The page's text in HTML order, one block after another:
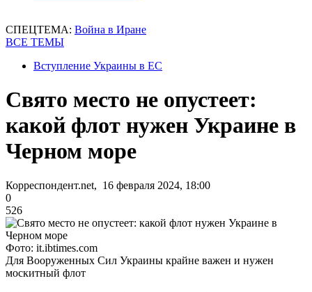
СПЕЦТЕМА: Война в Иране
ВСЕ ТЕМЫ
Вступление Украины в ЕС
Свято место не опустеет:
какой флот нужен Украине в
Черном море
Корреспондент.net, 16 февраля 2024, 18:00
0
526
Фото: it.ibtimes.com
Для Вооруженных Сил Украины крайне важен и нужен
москитный флот